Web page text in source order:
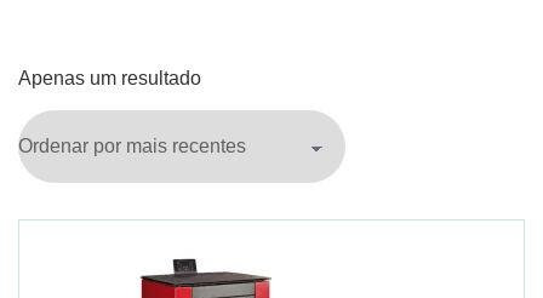
Apenas um resultado